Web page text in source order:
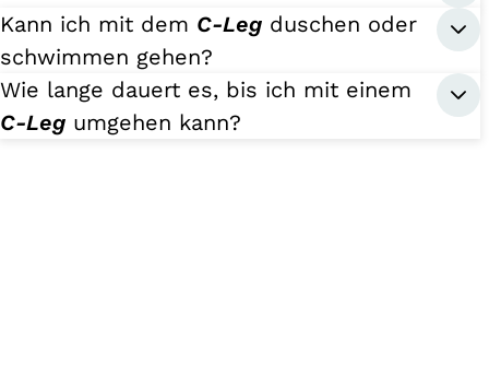
Kann ich mit dem C-Leg duschen oder
schwimmen gehen?
Wie lange dauert es, bis ich mit einem
C-Leg umgehen kann?